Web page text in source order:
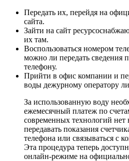
Передать их, перейдя на
сайта.
Зайти на сайт
их там.
Воспользоваться номером
можно ли передать сведения
телефону.
Прийти в офис компании и
воды дежурному оператору
За использованную воду
ежемесячный платеж по
современных технологий нет
передавать показания
телефона или связываться с
Эта процедура теперь
онлайн-режиме на